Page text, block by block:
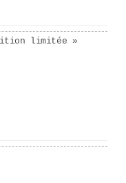
limitée »